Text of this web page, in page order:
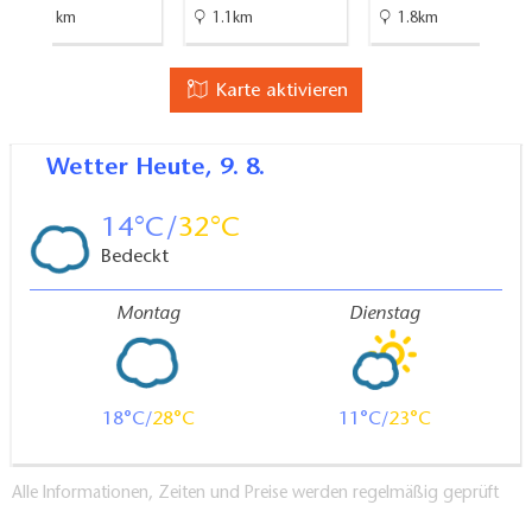
33.1km 1.1km 1.8km
Karte aktivieren
Wetter Heute, 9. 8.
14 32
Bedeckt
Montag
18 28
Dienstag
11 23
Alle Informationen, Zeiten und Preise werden regelmäßig geprüft